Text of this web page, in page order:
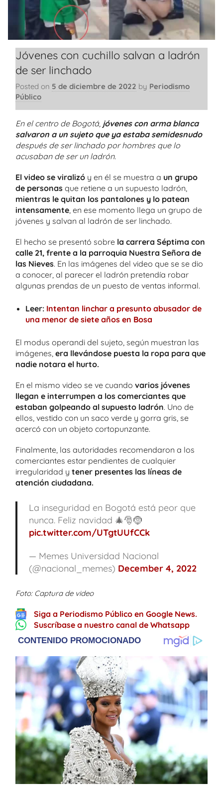
Jóvenes con cuchillo salvan a ladrón
de ser linchado
Posted on 5 de diciembre de 2022 by Periodismo
Público
En el centro de Bogotá, jóvenes con arma blanca
salvaron a un sujeto que ya estaba semidesnudo
después de ser linchado por hombres que lo
acusaban de ser un ladrón.
El video se viralizó y en él se muestra a un grupo
de personas que retiene a un supuesto ladrón,
mientras le quitan los pantalones y lo patean
intensamente , en ese momento llega un grupo de
jóvenes y salvan al ladrón de ser linchado.
El hecho se presentó sobre la carrera Séptima con
calle 21, frente a la parroquia Nuestra Señora de
las Nieves. En las imágenes del video que se se dio
a conocer, al parecer el ladrón pretendía robar
algunas prendas de un puesto de ventas informal.
Leer: Intentan linchar a presunto abusador de
una menor de siete años en Bosa
El modus operandi del sujeto, según muestran las
imágenes, era llevándose puesta la ropa para que
nadie notara el hurto.
En el mismo video se ve cuando varios jóvenes
llegan e interrumpen a los comerciantes que
estaban golpeando al supuesto ladrón. Uno de
ellos, vestido con un saco verde y gorra gris, se
acercó con un objeto cortopunzante.
Finalmente, las autoridades recomendaron a los
comerciantes estar pendientes de cualquier
irregularidad y tener presentes las líneas de
atención ciudadana.
La inseguridad en Bogotá está peor que
nunca. Feliz navidad 🎄🎅🤶
pic.twitter.com/UTgtUUfCCk
— Memes Universidad Nacional
(@nacional_memes) December 4, 2022
Foto: Captura de video
Siga a Periodismo Público en Google News.
Suscríbase a nuestro canal de Whatsapp